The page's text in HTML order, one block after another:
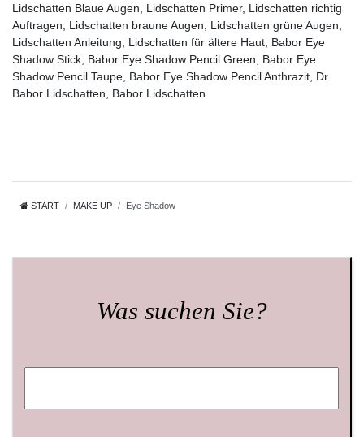
Lidschatten Blaue Augen, Lidschatten Primer, Lidschatten richtig
Auftragen, Lidschatten braune Augen, Lidschatten grüne Augen,
Lidschatten Anleitung, Lidschatten für ältere Haut, Babor Eye
Shadow Stick, Babor Eye Shadow Pencil Green, Babor Eye
Shadow Pencil Taupe, Babor Eye Shadow Pencil Anthrazit, Dr.
Babor Lidschatten, Babor Lidschatten
START MAKE UP Eye Shadow
Was suchen Sie?